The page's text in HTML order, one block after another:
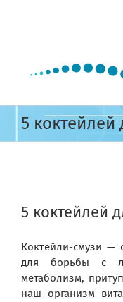
5 коктейлей
Image
5 коктейлей
Коктейли-смузи —
для борьбы с
метаболизм,
наш организм